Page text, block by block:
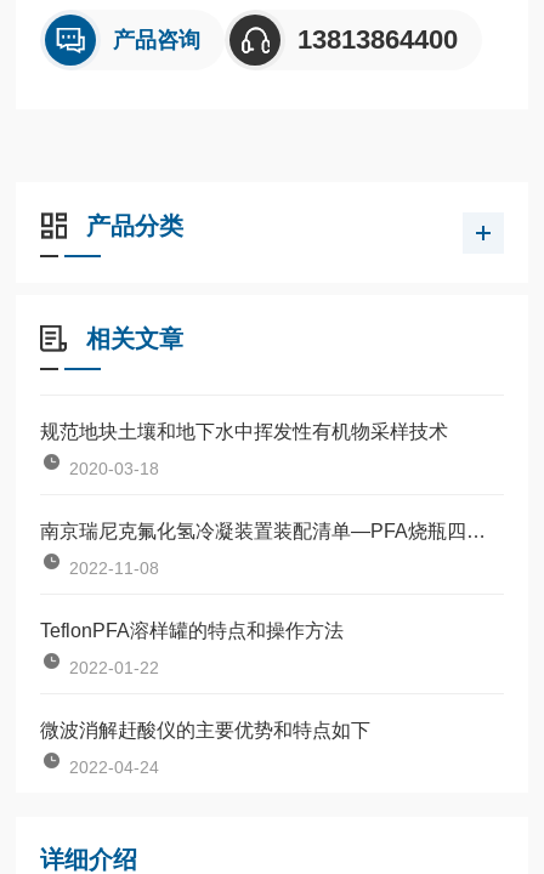
产品咨询 13813864400
产品分类
相关文章
规范地块土壤和地下水中挥发性有机物采样技术
2020-03-18
南京瑞尼克氟化氢冷凝装置装配清单—PFA烧瓶四氟冷凝管PFA吸收瓶
2022-11-08
TeflonPFA溶样罐的特点和操作方法
2022-01-22
微波消解赶酸仪的主要优势和特点如下
2022-04-24
详细介绍